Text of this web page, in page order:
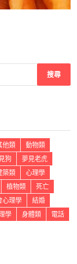
他類
動物類
狗
夢見老虎
築類
心理學
植物類
死亡
心理學
結婚
學 身體類
電話